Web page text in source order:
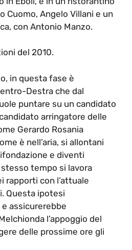
Cuomo, Angelo Villani e un
con Antonio Manzo.
del 2010.
in questa fase è
Destra che dal
puntare su un candidato
arringatore delle
Gerardo Rosania
è nell’aria, si allontani
e diventi
tempo si lavora
rapporti con l’attuale
Questa ipotesi
assicurerebbe
l’appoggio del
delle prossime ore gli